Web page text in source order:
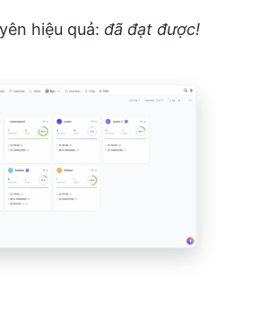
hiệu quả: đã đạt được!